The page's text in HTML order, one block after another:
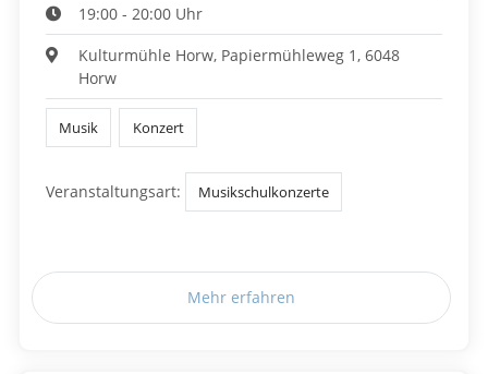
19:00 - 20:00 Uhr
Kulturmühle Horw, Papiermühleweg 1, 6048
Horw
Musik Konzert
Veranstaltungsart: Musikschulkonzerte
Mehr erfahren